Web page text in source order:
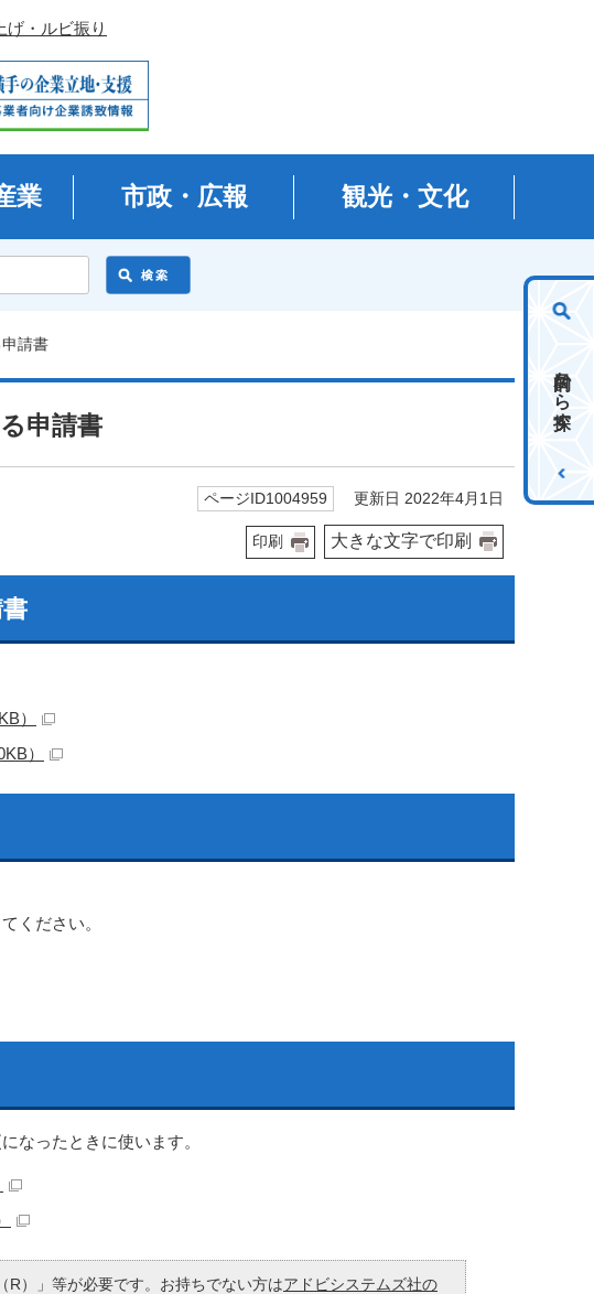
げ・ルビ振り
業 市政・広報 観光・文化
目的から探す
請書
申請書
ページID1004959 更新日 2022年4月1日
印刷 大きな文字で印刷
）
）
ください。
なったときに使います。
R）」等が必要です。お持ちでない方はアドビシステムズ社の